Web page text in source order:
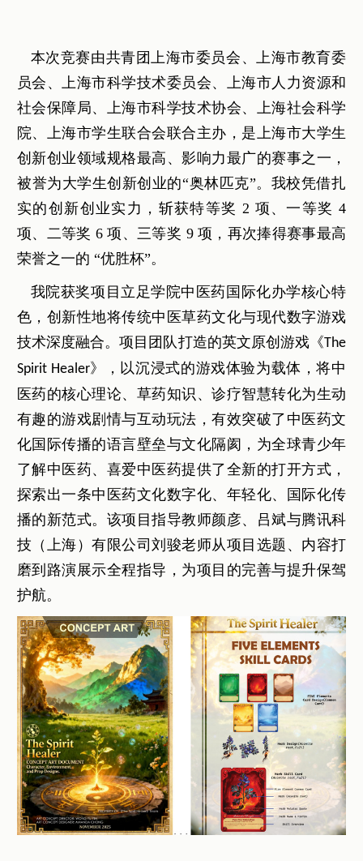
本次竞赛由共青团上海市委员会、上海市教育委
员会、上海市科学技术委员会、上海市人力资源和
社会保障局、上海市科学技术协会、上海社会科学
院、上海市学生联合会联合主办，是上海市大学生
创新创业领域规格最高、影响力最广的赛事之一，
被誉为大学生创新创业的“奥林匹克”。我校凭借扎
实的创新创业实力，斩获特等奖 2 项、一等奖 4
项、二等奖 6 项、三等奖 9 项，再次捧得赛事最高
荣誉之一的 “优胜杯”。
我院获奖项目立足学院中医药国际化办学核心特
色，创新性地将传统中医草药文化与现代数字游戏
技术深度融合。项目团队打造的英文原创游戏《The
Spirit Healer》，以沉浸式的游戏体验为载体，将中
医药的核心理论、草药知识、诊疗智慧转化为生动
有趣的游戏剧情与互动玩法，有效突破了中医药文
化国际传播的语言壁垒与文化隔阂，为全球青少年
了解中医药、喜爱中医药提供了全新的打开方式，
探索出一条中医药文化数字化、年轻化、国际化传
播的新范式。该项目指导教师颜彦、吕斌与腾讯科
技（上海）有限公司刘骏老师从项目选题、内容打
磨到路演展示全程指导，为项目的完善与提升保驾
护航。